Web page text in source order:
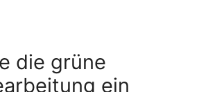
die grüne
ein